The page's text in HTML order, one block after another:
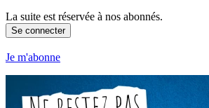
La suite est réservée à nos abonnés.
Se connecter
Je m'abonne